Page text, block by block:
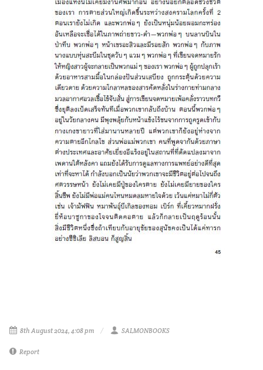
8th August 2024, 4:08 pm SALMONBOOKS
Report